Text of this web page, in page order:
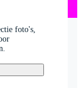
foto's,